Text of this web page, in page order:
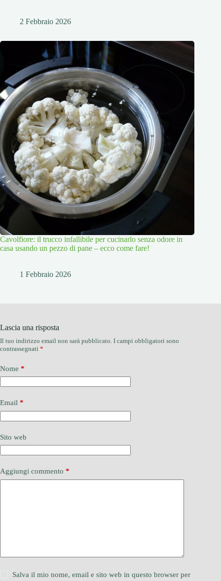
2 Febbraio 2026
Cavolfiore: il trucco infallibile per cucinarlo senza odore in
casa usando un pezzo di pane – ecco come fare!
1 Febbraio 2026
Lascia una risposta
Il tuo indirizzo email non sarà pubblicato. I campi obbligatori sono
contrassegnati *
Nome *
Email *
Sito web
Aggiungi commento *
Salva il mio nome, email e sito web in questo browser per